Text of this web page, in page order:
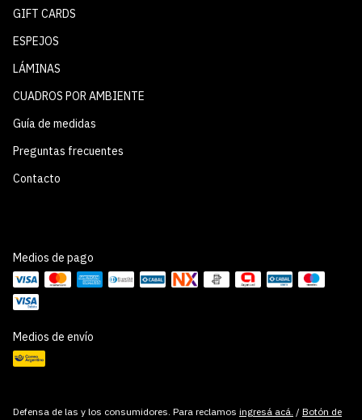
GIFT CARDS
ESPEJOS
LÁMINAS
CUADROS POR AMBIENTE
Guía de medidas
Preguntas frecuentes
Contacto
Medios de pago
Medios de envío
Defensa de las y los consumidores. Para reclamos ingresá acá. / Botón de